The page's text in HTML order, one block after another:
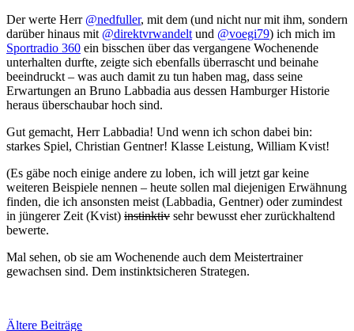
Der werte Herr @nedfuller, mit dem (und nicht nur mit ihm, sondern
darüber hinaus mit @direktvrwandelt und @voegi79) ich mich im
Sportradio 360 ein bisschen über das vergangene Wochenende
unterhalten durfte, zeigte sich ebenfalls überrascht und beinahe
beeindruckt – was auch damit zu tun haben mag, dass seine
Erwartungen an Bruno Labbadia aus dessen Hamburger Historie
heraus überschaubar hoch sind.
Gut gemacht, Herr Labbadia! Und wenn ich schon dabei bin:
starkes Spiel, Christian Gentner! Klasse Leistung, William Kvist!
(Es gäbe noch einige andere zu loben, ich will jetzt gar keine
weiteren Beispiele nennen – heute sollen mal diejenigen Erwähnung
finden, die ich ansonsten meist (Labbadia, Gentner) oder zumindest
in jüngerer Zeit (Kvist) instinktiv sehr bewusst eher zurückhaltend
bewerte.
Mal sehen, ob sie am Wochenende auch dem Meistertrainer
gewachsen sind. Dem instinktsicheren Strategen.
Ältere Beiträge